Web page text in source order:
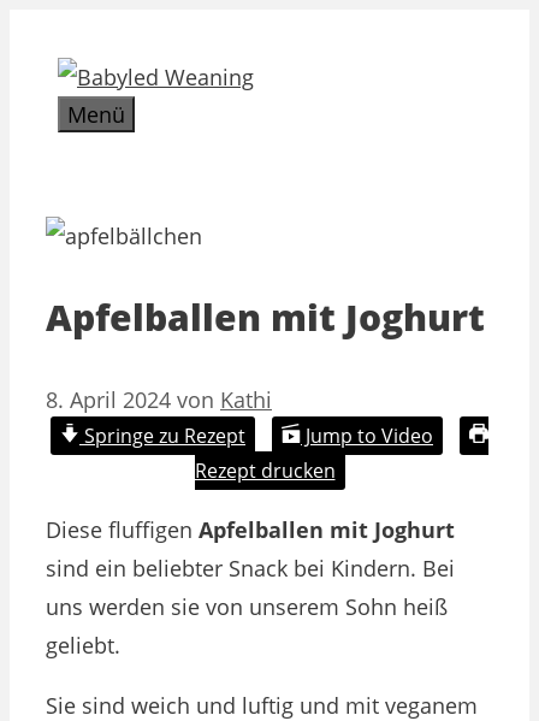
Inhalt
springenMenü
Apfelballen mit Joghurt
8. April 2024 von Kathi
Springe zu Rezept
Jump to Video
Rezept drucken
Diese fluffigen Apfelballen mit Joghurt
sind ein beliebter Snack bei Kindern. Bei
uns werden sie von unserem Sohn heiß
geliebt.
Sie sind weich und luftig und mit veganem